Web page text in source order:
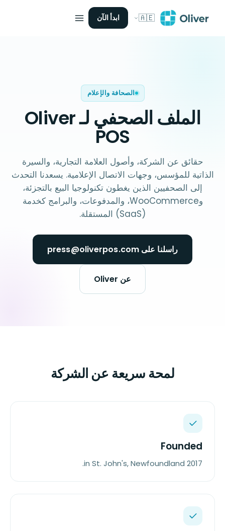
🇦🇪 ابدأ الآن
الصحافة والإعلام
الملفالصحفي لـ Oliver
POS
حقائق عن الشركة، وأصول العلامة التجارية، والسيرة
الذاتية للمؤسس، وجهات الاتصال الإعلامية. يسعدنا التحدث
إلى الصحفيين الذين يغطون تكنولوجيا البيع بالتجزئة،
وWooCommerce، والمدفوعات، والبرامج كخدمة
(SaaS) المستقلة.
راسلنا على press@oliverpos.com
عن Oliver
لمحة سريعة عن الشركة
Founded
2017 in St. John's, Newfoundland.